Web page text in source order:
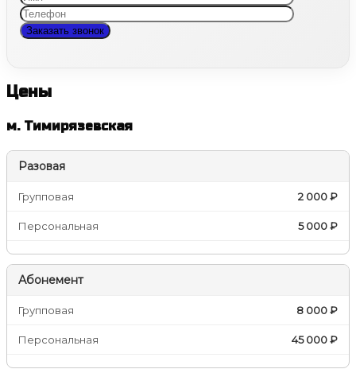
Цены
м. Тимирязевская
Разовая
Групповая 2 000 ₽
Персональная 5 000 ₽
Абонемент
Групповая 8 000 ₽
Персональная 45 000 ₽